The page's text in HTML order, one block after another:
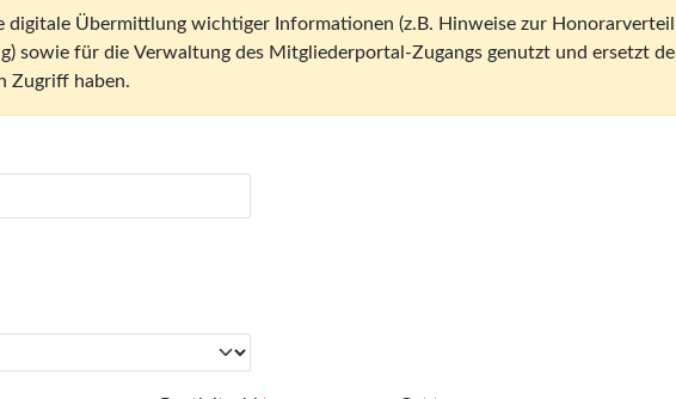
sowie für die Verwaltung des Mitgliederportal-Zugangs genutzt und ersetzt
Zugriff haben.